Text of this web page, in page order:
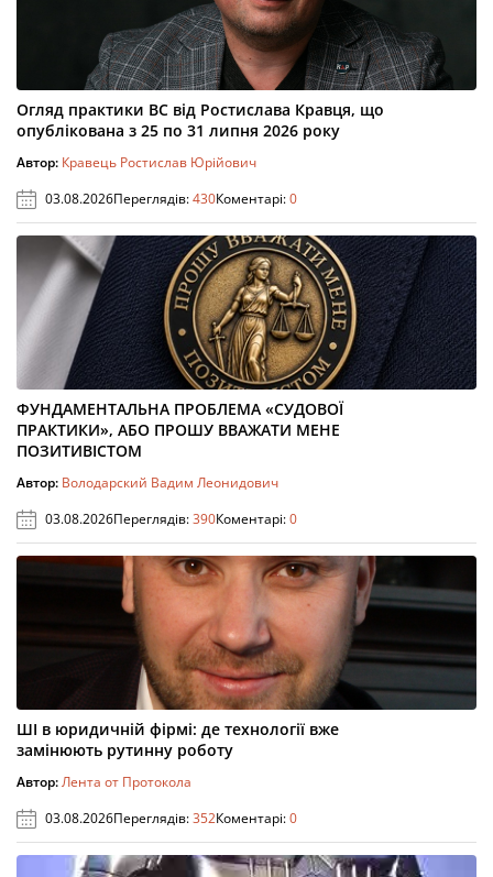
Огляд практики ВС від Ростислава Кравця, що
опублікована з 25 по 31 липня 2026 року
Автор: Кравець Ростислав Юрійович
03.08.2026Переглядів:430Коментарі:0
ФУНДАМЕНТАЛЬНА ПРОБЛЕМА «СУДОВОЇ
ПРАКТИКИ», АБО ПРОШУ ВВАЖАТИ МЕНЕ
ПОЗИТИВІСТОМ
Автор: Володарский Вадим Леонидович
03.08.2026Переглядів:390Коментарі:0
ШІ в юридичній фірмі: де технології вже
замінюють рутинну роботу
Автор:Лента от Протокола
03.08.2026Переглядів:352Коментарі:0